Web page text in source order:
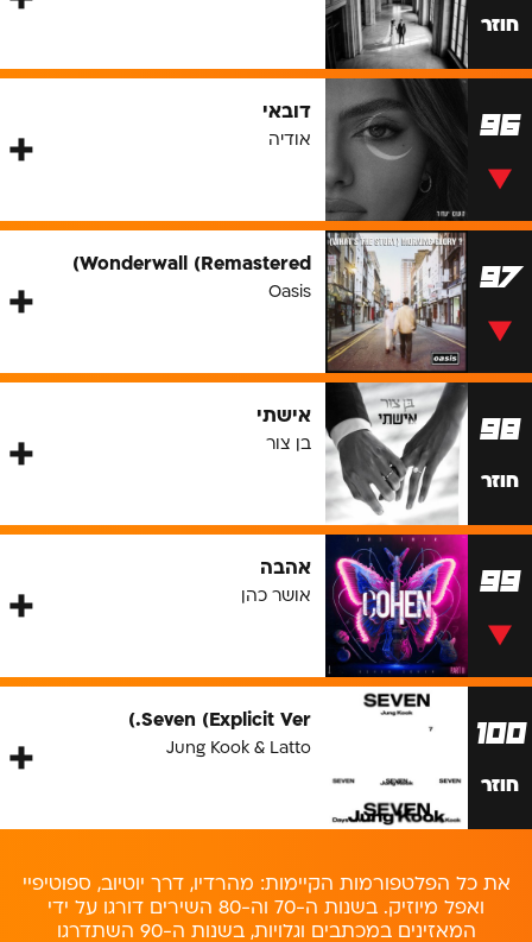
חוזר
96 דובאי
אודיה
97
Wonderwall (Remastered)
Oasis
98
חוזר
אישתי
בן צור
99 אהבה
אושר כהן
100
חוזר
Seven (Explicit Ver.)
Jung Kook & Latto
את כל הפלטפורמות הקיימות: מהרדיו, דרך יוטיוב, ספוטיפיי
ואפל מיוזיק. בשנות ה-70 וה-80 השירים דורגו על ידי
המאזינים במכתבים וגלויות, בשנות ה-90 השתדרגו